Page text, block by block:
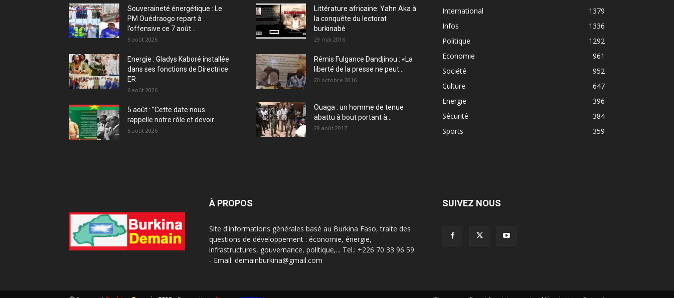
Souveraineté énergétique : Le
PM Ouédraogo repart à
l’offensive ce 7 août...
6 août 2026
Energie : Gladys Kaboré installée
dans ses fonctions de Directrice
ER
6 août 2026
5 août : ”Cette date nous
rappelle notre rôle et devoir...
5 août 2026
Littérature africaine: Yahn Aka à
la conquête du lectorat
burkinabè
29 mai 2016
Rémis Fulgance Dandjinou : «La
liberté de la presse ne peut...
20 octobre 2016
Ouaga : un homme de tenue
abattu à bout portant à...
28 août 2017
International
1379
Infos
1336
Politique
1292
Economie
961
Société
952
Culture
647
Energie
396
Sécurité
384
Sports
359
À PROPOS
Site d'informations générales basé au Burkina Faso, traite des
questions de développement : économie, énergie,
infrastructures, gouvernance, politique,... Tel.: +226 70 33 96 59
- Email: demainburkina@gmail.com
SUIVEZ NOUS